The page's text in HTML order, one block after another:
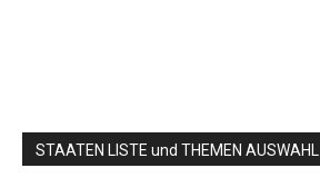
STAATEN LISTE und THEMEN AUSWAHL